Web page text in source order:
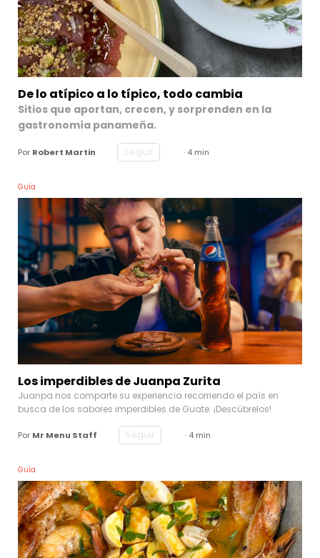
De lo atípico a lo típico, todo cambia
Sitios que aportan, crecen, y sorprenden en la
gastronomía panameña.
Por Robert Martin Seguir · 4 min
Guía
Los imperdibles de Juanpa Zurita
Juanpa nos comparte su experiencia recorriendo el país en
busca de los sabores imperdibles de Guate. ¡Descúbrelos!
Por Mr Menu Staff Seguir · 4 min
Guía